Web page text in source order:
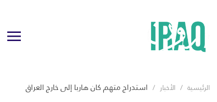
الرئيسية الأخبار استدراج متهم كان هاربا إلى خارج العراق